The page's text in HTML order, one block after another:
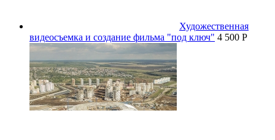
Художественная
видеосъемка и создание фильма "под ключ" 4 500 P